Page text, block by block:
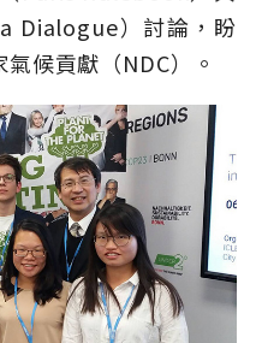
Dialogue）討論，盼
候貢獻（NDC）。